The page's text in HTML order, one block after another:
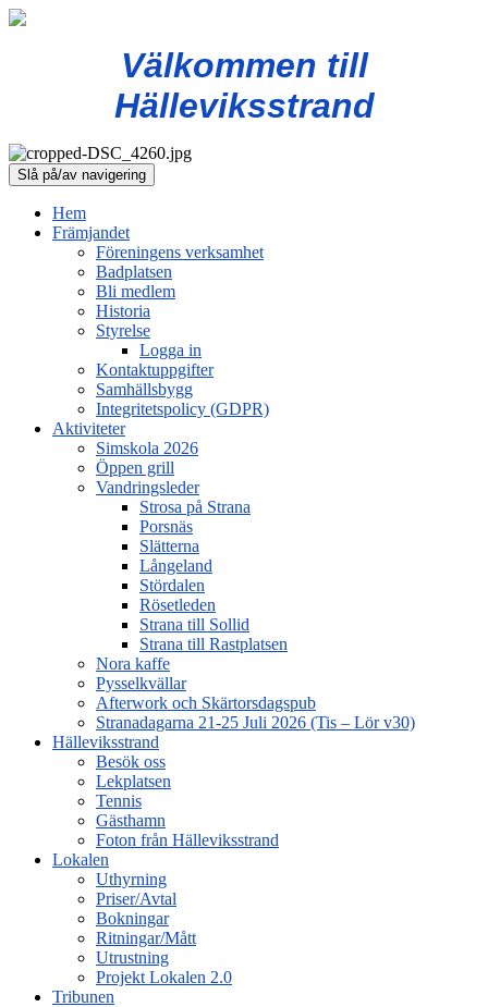
Välkommen till
Hälleviksstrand
Slå på/av navigering
Hem
Främjandet
Föreningens verksamhet
Badplatsen
Bli medlem
Historia
Styrelse
Logga in
Kontaktuppgifter
Samhällsbygg
Integritetspolicy (GDPR)
Aktiviteter
Simskola 2026
Öppen grill
Vandringsleder
Strosa på Strana
Porsnäs
Slätterna
Långeland
Stördalen
Rösetleden
Strana till Sollid
Strana till Rastplatsen
Nora kaffe
Pysselkvällar
Afterwork och Skärtorsdagspub
Stranadagarna 21-25 Juli 2026 (Tis – Lör v30)
Hälleviksstrand
Besök oss
Lekplatsen
Tennis
Gästhamn
Foton från Hälleviksstrand
Lokalen
Uthyrning
Priser/Avtal
Bokningar
Ritningar/Mått
Utrustning
Projekt Lokalen 2.0
Tribunen